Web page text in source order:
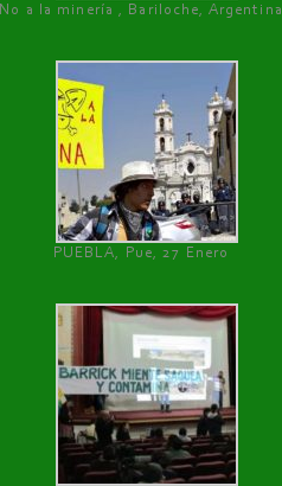
No a la minería , Bariloche, Argentina
PUEBLA, Pue, 27 Enero